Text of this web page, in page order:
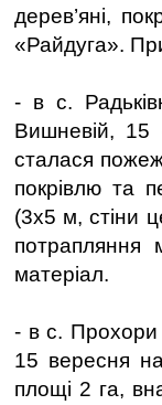
дерев’яні,
«Райдуга».
- в с.
Вишневій, 15
сталася
покрівлю та
(3х5 м, стіни
потрапляння
матеріал.
- в с. Прохори
15 вересня
площі 2 га,